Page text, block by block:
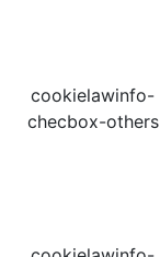
cookielawinfo-
checbox-others